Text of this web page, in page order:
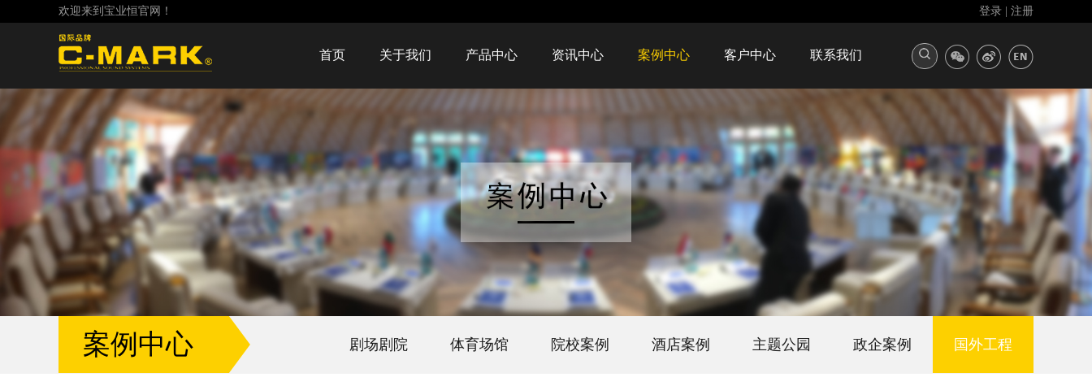
欢迎来到宝业恒官网！ 登录 注册
首页 关于我们 产品中心 资讯中心 案例中心 客户中心 联系我们
案例中心 剧场剧院 体育场馆 院校案例 酒店案例 主题公园 政企案例 国外工程